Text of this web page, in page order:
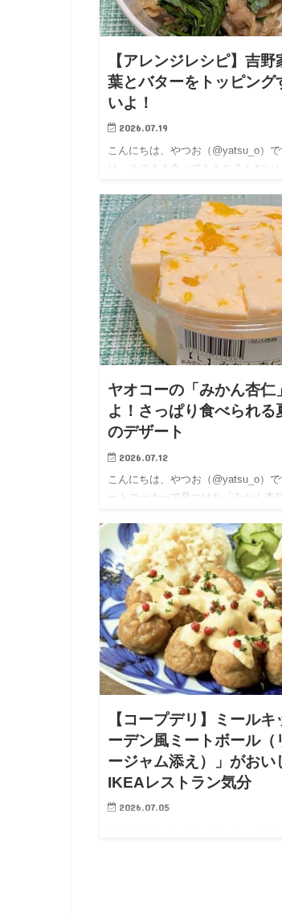
【アレンジレシピ】吉
葉とバターをトッピング
いよ！
2026.07.19
こんにちは、やつお（@yatsu_o）
は、そのまま食べてももちろんおい
試してみて「これはまた食べたい！
せが、大葉…
ヤオコーの「みかん杏仁
よ！さっぱり食べられる
のデザート
2026.07.12
こんにちは、やつお（@yatsu_o）
ートコーナーで見つけた「みかん杏
と、みかんのさわやかな甘酸っぱさ
豆腐のか…
【コープデリ】ミール
ーデン風ミートボール（
ージャム添え）」がおい
IKEAレストラン気分
2026.07.05